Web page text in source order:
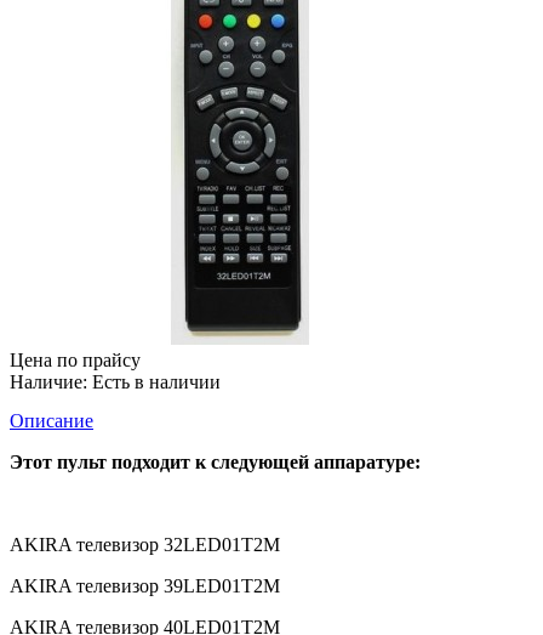
Цена по прайсу
Наличие: Есть в наличии
Описание
Этот пульт подходит к следующей аппаратуре:
AKIRA телевизор 32LED01T2M
AKIRA телевизор 39LED01T2M
AKIRA телевизор 40LED01T2M